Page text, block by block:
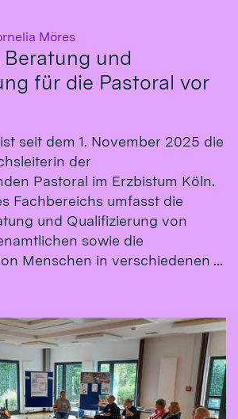
Möres:
und
für die Pastoral vor
seit dem 1. November 2025 die
der
Pastoral im Erzbistum Köln.
Fachbereichs umfasst die
und Qualifizierung von
sowie die
Menschen in verschiedenen ...